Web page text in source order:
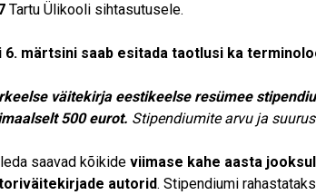
Tartu Ülikooli sihtasutusele.
6. märtsini saab esitada taotlusi ka
väitekirja eestikeelse resümee
500 eurot. Stipendiumite arvu ja
saavad kõikide viimase kahe aasta
autorid. Stipendiumi